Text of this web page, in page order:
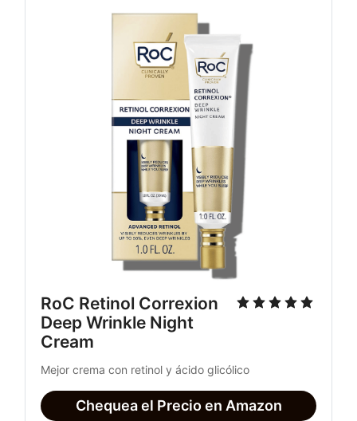
RoC Retinol Correxion
Deep Wrinkle Night
Cream
Mejor crema con retinol y ácido glicólico
Chequea el Precio en Amazon